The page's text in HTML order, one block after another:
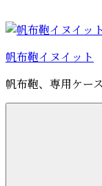
ン
ン
ツ
へ
ス
帆布鞄イヌイット
帆布鞄、専用ケー